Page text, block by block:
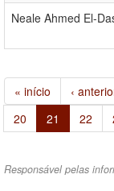
Neale Ahmed El-
« início ‹
20
21 22
Responsável pelas